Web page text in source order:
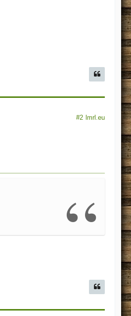
#2 lmrl.eu